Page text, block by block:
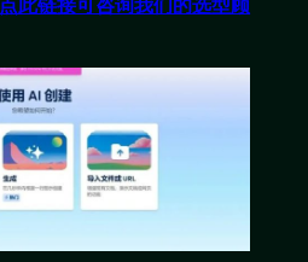
点此链接可咨询我们的选型顾